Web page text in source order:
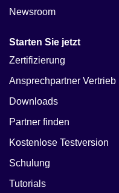
Newsroom
Starten Sie jetzt
Zertifizierung
Ansprechpartner Vertrieb
Downloads
Partner finden
Kostenlose Testversion
Schulung
Tutorials